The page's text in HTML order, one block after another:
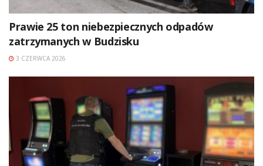
Prawie 25 ton niebezpiecznych odpadów
zatrzymanych w Budzisku
3 CZERWCA 2026